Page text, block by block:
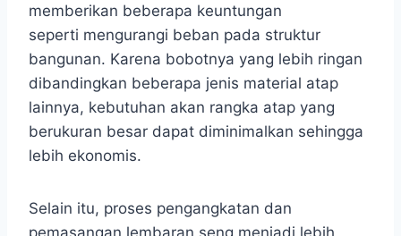
memberikan beberapa keuntungan
seperti mengurangi beban pada struktur
bangunan. Karena bobotnya yang lebih ringan
dibandingkan beberapa jenis material atap
lainnya, kebutuhan akan rangka atap yang
berukuran besar dapat diminimalkan sehingga
lebih ekonomis.
Selain itu, proses pengangkatan dan
pemasangan lembaran seng menjadi lebih